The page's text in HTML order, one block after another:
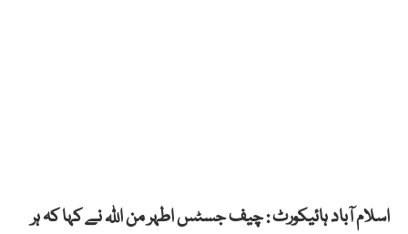
اسلام آباد ہائیکورٹ : چیف جسٹس اطہر من اللہ نے کہا کہ ہر